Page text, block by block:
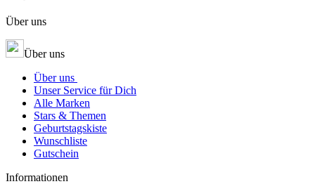
Über uns
Über uns
Über uns
Unser Service für Dich
Alle Marken
Stars & Themen
Geburtstagskiste
Wunschliste
Gutschein
Informationen